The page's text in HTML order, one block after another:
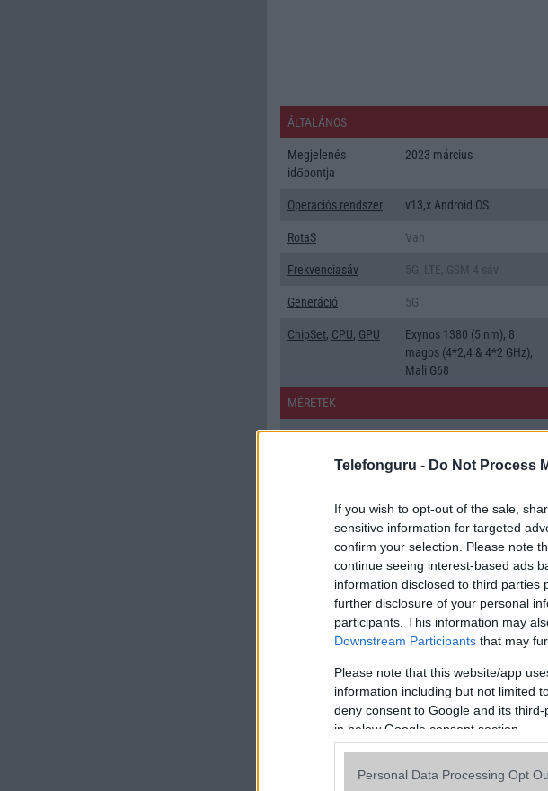
Telefonguru - Do Not Process
If you wish to opt-out of the sale,
sensitive information for targeted
confirm your selection. Please note
continue seeing interest-based ads
information disclosed to third parties
further disclosure of your personal
participants. This information may
Downstream Participants that may
Please note that this website/app
information including but not limited
deny consent to Google and its
in below Google consent section.
Personal Data Processing Opt
ÁLTALÁNOS
Megjelenés
időpontja
2023 március
Operációs rendszer v13,x Android OS
RotaS Van
Frekvenciasáv
Generáció 5G
ChipSet, CPU, GPU
Exynos 1380 (5 nm), 8
magos (4*2,4 & 4*2 GHz),
Mali G68
MÉRETEK
Súly g 202
Méret mm 159*77*9
Kijelző pixel 1080*2340
Kijelző méret -
Színes kijelző Super AmOled
Színárnyalatok
száma db
16m (24 bit)
HANG ÉS KÉP